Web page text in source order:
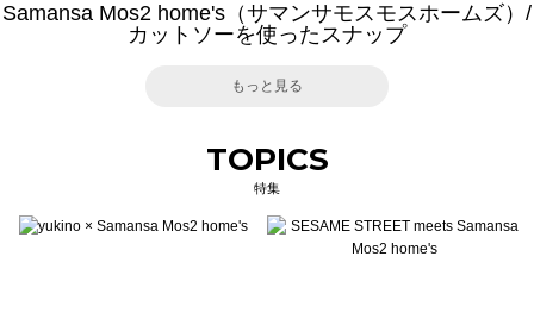
Samansa Mos2 home's（サマンサモスモスホームズ）/
カットソーを使ったスナップ
もっと見る
TOPICS
特集